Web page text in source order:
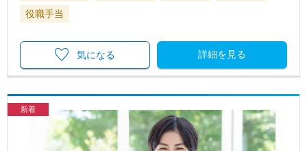
役職手当
詳細を見る
気になる
新着